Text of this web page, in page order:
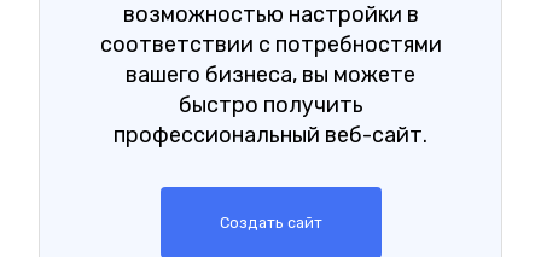
возможностью настройки в
соответствии с потребностями
вашего бизнеса, вы можете
быстро получить
профессиональный веб-сайт.
Создать сайт